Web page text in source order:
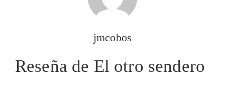
jmcobos
Reseña de El otro sendero